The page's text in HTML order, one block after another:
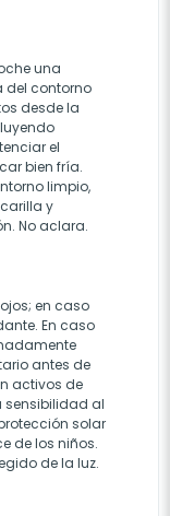
una
del contorno
desde la
el
bien fría.
limpio,
y
No aclara.
en caso
En caso
antes de
activos de
sensibilidad al
solar
de los niños.
de la luz.